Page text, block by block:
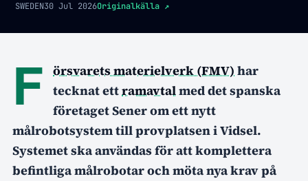
SWEDEN30 Jul 2026Originalkälla ↗
F örsvarets materielverk (FMV)har
tecknat ettramavtalmed det spanska
företaget Sener om ett nytt
målrobotsystem till provplatsen i Vidsel.
Systemet ska användas för att komplettera
befintliga målrobotar och möta nya krav på